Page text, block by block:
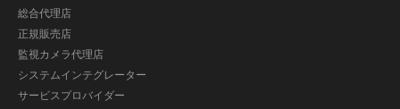
総合代理店
正規販売店
監視カメラ代理店
システムインテグレーター
サービスプロバイダー